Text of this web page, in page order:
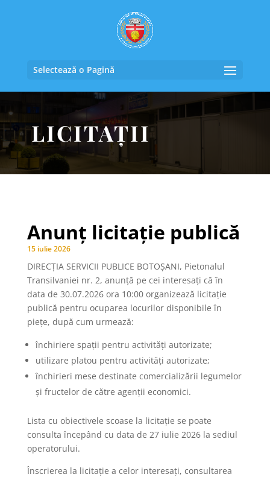
Selectează o Pagină
LICITAȚII
Anunț licitație publică
15 iulie 2026
DIRECȚIA SERVICII PUBLICE BOTOȘANI, Pietonalul
Transilvaniei nr. 2, anunță pe cei interesați că în
data de 30.07.2026 ora 10:00 organizează licitație
publică pentru ocuparea locurilor disponibile în
piețe, după cum urmează:
închiriere spații pentru activități autorizate;
utilizare platou pentru activități autorizate;
închirieri mese destinate comercializării legumelor
și fructelor de către agenții economici.
Lista cu obiectivele scoase la licitație se poate
consulta începând cu data de 27 iulie 2026 la sediul
operatorului.
Înscrierea la licitație a celor interesați, consultarea